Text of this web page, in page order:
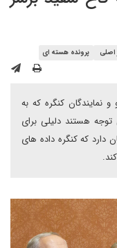
اصلی پرونده هسته ای
نمایندگان کنگره که به
توجه هستند دلیلی برای
دارد که کنگره داده های